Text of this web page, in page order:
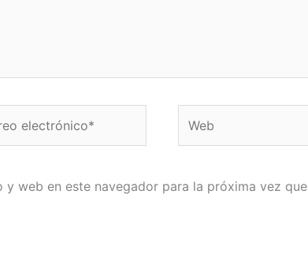
web en este navegador para la próxima vez que